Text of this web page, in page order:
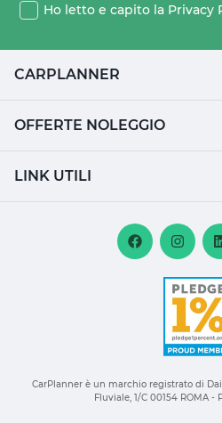
Ho letto e capito la Privacy
CARPLANNER
OFFERTE NOLEGGIO
LINK UTILI
CarPlanner è un marchio registrato di
Fluviale, 1/C 00154 ROMA -